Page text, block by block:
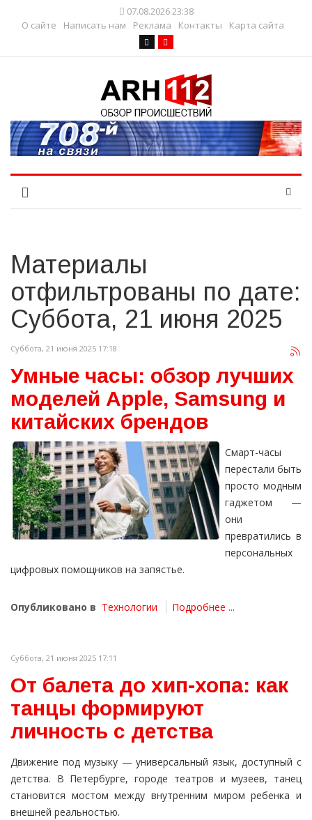
07.08.2026 23:38
О сайте
Написать нам Реклама Контакты Карта сайта
Материалы
отфильтрованы по дате:
Суббота, 21 июня 2025
Суббота, 21 июня 2025 17:18
Умные часы: обзор лучших
моделей Apple, Samsung и
китайских брендов
Смарт-часы
перестали быть
просто модным
гаджетом —
они
превратились в
персональных
цифровых помощников на запястье.
Опубликовано в Технологии Подробнее ...
Суббота, 21 июня 2025 17:11
От балета до хип-хопа: как
танцы формируют
личность с детства
Движение под музыку — универсальный язык, доступный с
детства. В Петербурге, городе театров и музеев, танец
становится мостом между внутренним миром ребенка и
внешней реальностью.